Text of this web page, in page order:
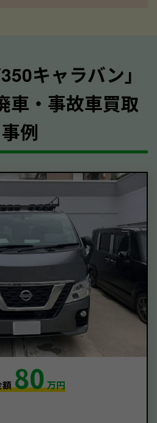
キャラバン｣
車・事故車買取
事例
額80万円